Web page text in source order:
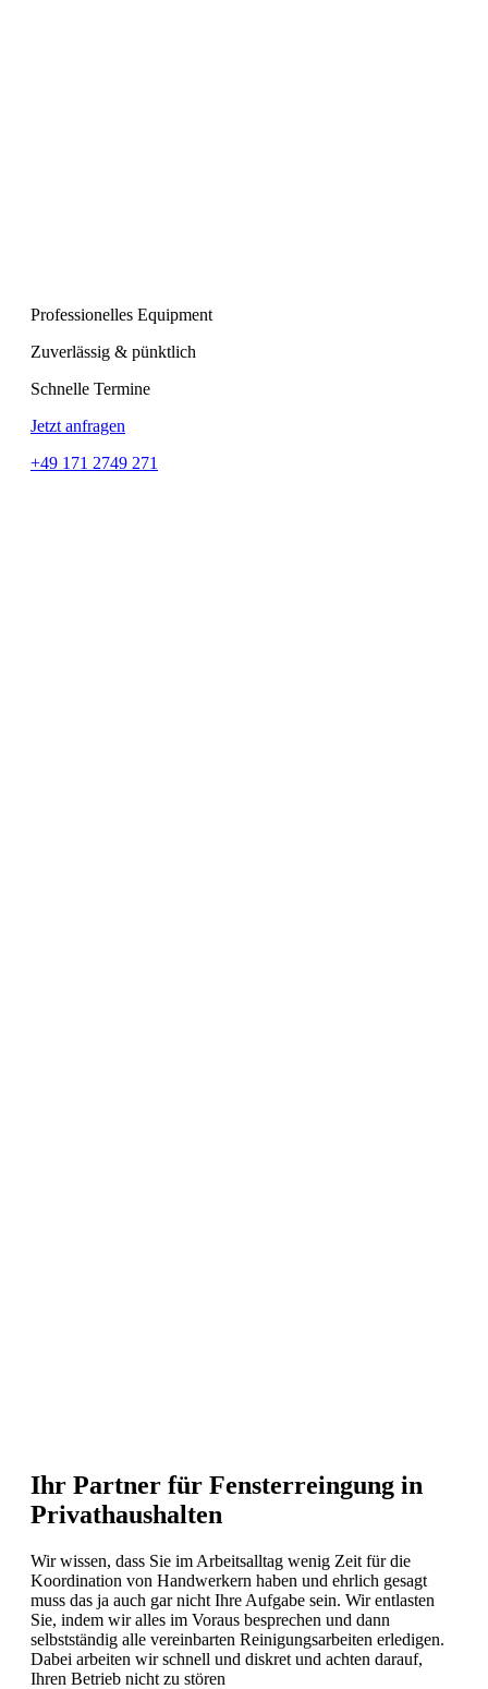
Professionelles Equipment
Zuverlässig & pünktlich
Schnelle Termine
Jetzt anfragen
+49 171 2749 271
Ihr Partner für Fensterreingung in
Privathaushalten
Wir wissen, dass Sie im Arbeitsalltag wenig Zeit für die
Koordination von Handwerkern haben und ehrlich gesagt
muss das ja auch gar nicht Ihre Aufgabe sein. Wir entlasten
Sie, indem wir alles im Voraus besprechen und dann
selbstständig alle vereinbarten Reinigungsarbeiten erledigen.
Dabei arbeiten wir schnell und diskret und achten darauf,
Ihren Betrieb nicht zu stören